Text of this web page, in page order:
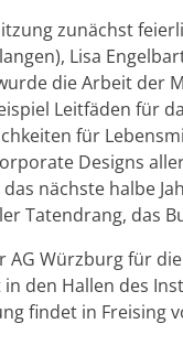
zu­nächst
Lisa
die Ar­beit der
Leit­fä­den für
für
De­signs
nächs­te halbe
Ta­ten­drang, das
AG Würz­burg für
den Hal­len des
fin­det in Frei­sing